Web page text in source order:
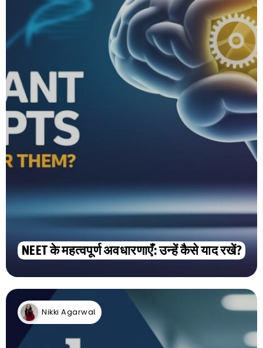
NEET के महत्वपूर्ण अवधारणाएँ: उन्हें कैसे याद रखें?
Nikki Agarwal